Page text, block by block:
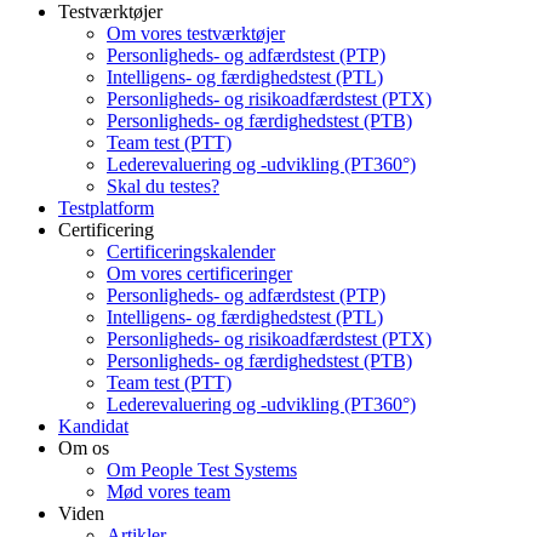
Testværktøjer
Om vores testværktøjer
Personligheds- og adfærdstest (PTP)
Intelligens- og færdighedstest (PTL)
Personligheds- og risikoadfærdstest (PTX)
Personligheds- og færdighedstest (PTB)
Team test (PTT)
Lederevaluering og -udvikling (PT360°)
Skal du testes?
Testplatform
Certificering
Certificeringskalender
Om vores certificeringer
Personligheds- og adfærdstest (PTP)
Intelligens- og færdighedstest (PTL)
Personligheds- og risikoadfærdstest (PTX)
Personligheds- og færdighedstest (PTB)
Team test (PTT)
Lederevaluering og -udvikling (PT360°)
Kandidat
Om os
Om People Test Systems
Mød vores team
Viden